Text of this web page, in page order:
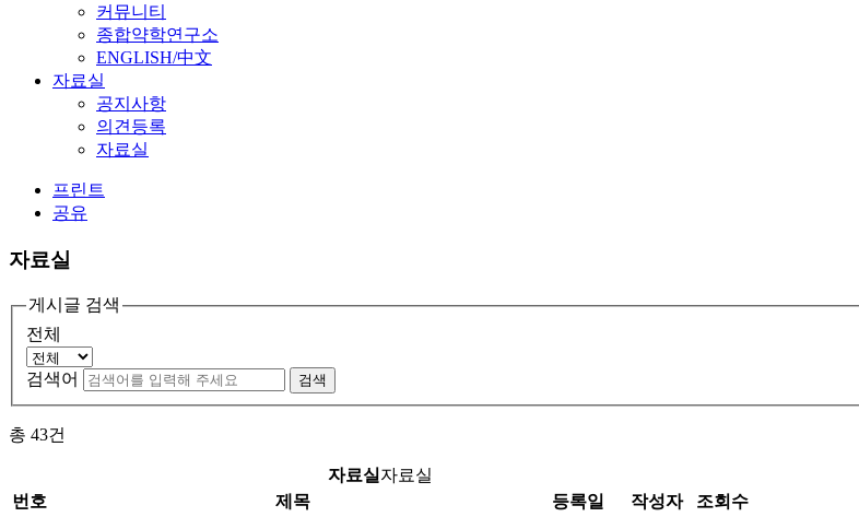
커뮤니티
종합약학연구소
ENGLISH/中文
자료실
공지사항
의견등록
자료실
프린트
공유
자료실
게시글 검색
전체
검색어 검색
총 43건
자료실 자료실
번호
제목 등록일 작성자 조회수